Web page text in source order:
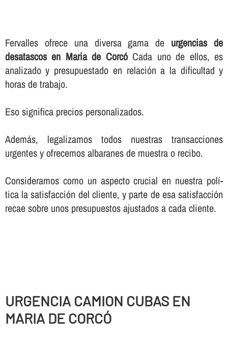
Fervalles ofrece una diversa gama de urgencias de
desatascos en Maria de CorcóCada uno de ellos, es
analizado y presupuestado en relación a la dificultad y
horas de trabajo.
Eso significa precios personalizados.
Además, legalizamos todos nuestras transacciones
urgentes y ofrecemos albaranes de muestra o recibo.
Consideramos como un aspecto crucial en nuestra polí­
tica la satisfacción del cliente, y parte de esa satisfacción
recae sobre unos presupuestos ajustados a cada cliente.
URGENCIA CAMION CUBAS EN
MARIA DE CORCÓ